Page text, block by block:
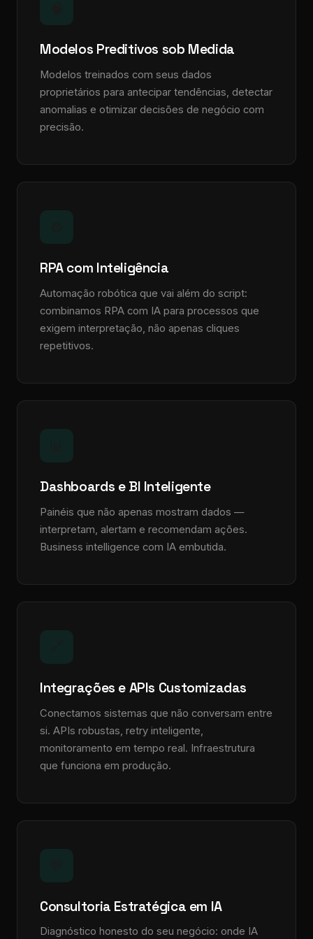
Modelos Preditivos sob Medida
Modelos treinados com seus dados
proprietários para antecipar tendências, detectar
anomalias e otimizar decisões de negócio com
precisão.
RPA com Inteligência
Automação robótica que vai além do script:
combinamos RPA com IA para processos que
exigem interpretação, não apenas cliques
repetitivos.
Dashboards e BI Inteligente
Painéis que não apenas mostram dados —
interpretam, alertam e recomendam ações.
Business intelligence com IA embutida.
Integrações e APIs Customizadas
Conectamos sistemas que não conversam entre
si. APIs robustas, retry inteligente,
monitoramento em tempo real. Infraestrutura
que funciona em produção.
Consultoria Estratégica em IA
Diagnóstico honesto do seu negócio: onde IA